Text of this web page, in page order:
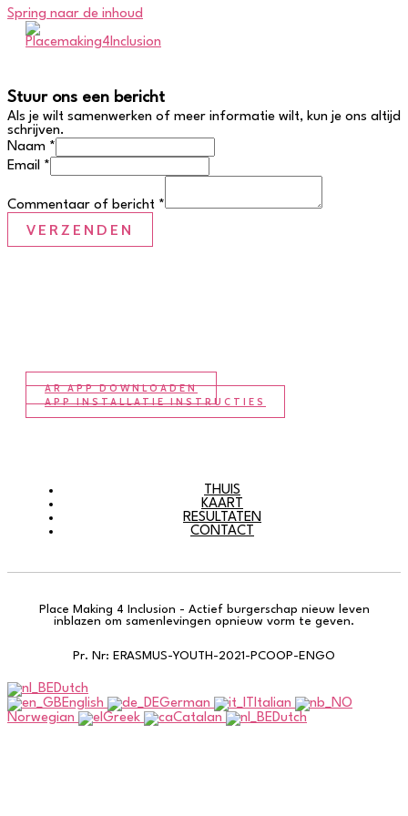
Spring naar de inhoud
Stuur ons een bericht
Als je wilt samenwerken of meer informatie wilt, kun je ons altijd
schrijven.
Naam *
Email *
Commentaar of bericht *
VERZENDEN
AR APP DOWNLOADEN
APP INSTALLATIE INSTRUCTIES
THUIS
KAART
RESULTATEN
CONTACT
Place Making 4 Inclusion - Actief burgerschap nieuw leven
inblazen om samenlevingen opnieuw vorm te geven.
Pr. Nr: ERASMUS-YOUTH-2021-PCOOP-ENGO
Dutch
English
German
Italian
Norwegian
Greek Catalan Dutch